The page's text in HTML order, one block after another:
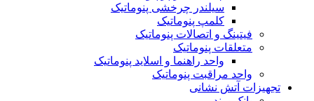
سیلندر چرخشی پنوماتیک
کلمپ پنوماتیک
فیتینگ و اتصالات پنوماتیک
متعلقات پنوماتیک
واحد راهنما و اسلاید پنوماتیک
واحد مراقبت پنوماتیک
تجهیزات آتش نشانی